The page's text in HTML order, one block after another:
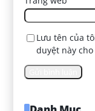
Lưu tên của
duyệt này